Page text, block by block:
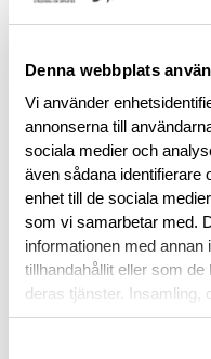
Denna webbplats
Vi använder
annonserna till
sociala medier och
även sådana identifierare
enhet till de sociala
som vi samarbetar med.
informationen med
tillhandahållit eller som
deras tjänster. Insamling,
personuppgifter kan
RECENSIONER
OM VARUMÄRKET
DOKUMENT